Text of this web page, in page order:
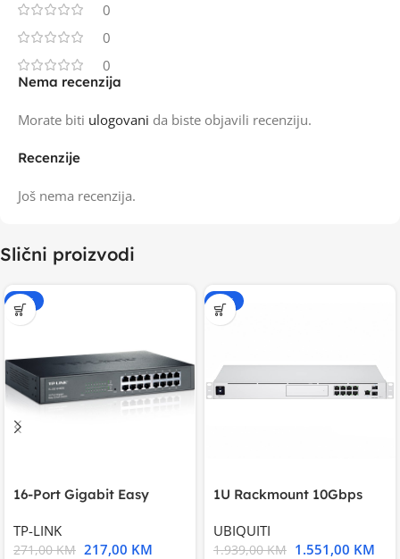
0
0
0
Recenzije
Još nema recenzija.
Nema recenzija
Morate biti ulogovani da biste objavili recenziju.
Slični proizvodi
-20%
16-Port Gigabit Easy
TP-LINK
271,00KM 217,00 KM
-20%
1U Rackmount 10Gbps
UBIQUITI
1.939,00KM 1.551,00 KM